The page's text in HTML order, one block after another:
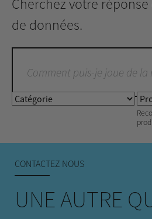
Cherchez votre
de données.
CONTACTEZ NOUS
UNE AUTRE